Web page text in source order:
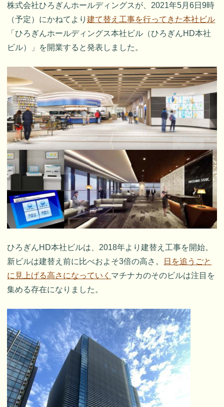
株式会社ひろぎんホールディングスが、2021年5月6日9時
（予定）にかねてより建て替え工事を行ってきた本社ビル
「ひろぎんホールディングス本社ビル（ひろぎんHD本社
ビル）」を開業すると発表しました。
ひろぎんHD本社ビルは、2018年より建替え工事を開始。
新ビルは建替え前に比べおよそ3倍の高さ。
日を追うごと
に見上げる高さになっていく マチナカのそのビルは注目を
集める存在になりました。